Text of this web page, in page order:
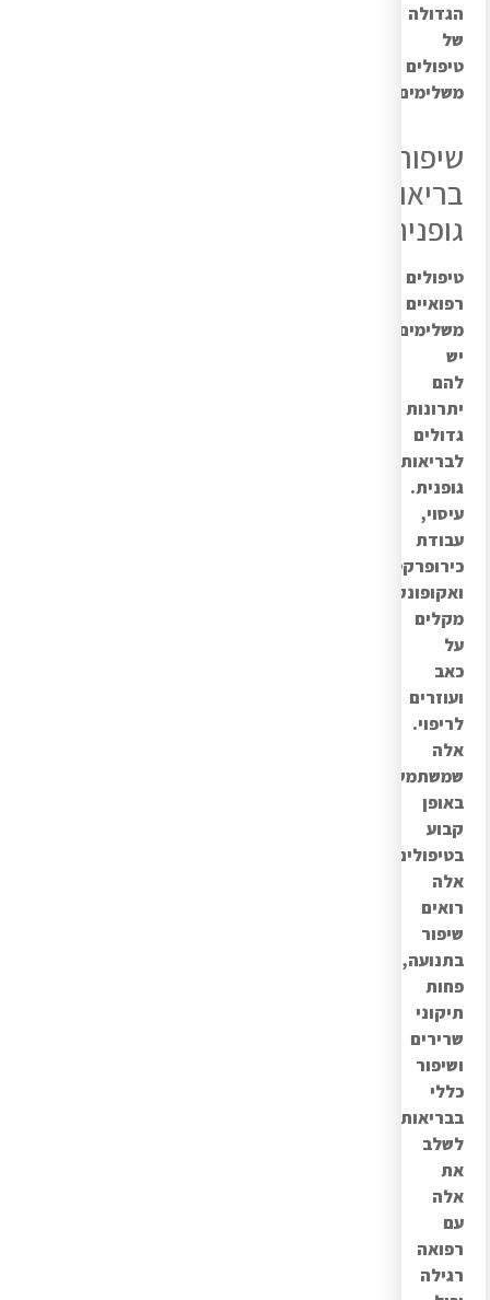
הגדולה
של
טיפולים
משלימים.
שיפור
בריאות
גופנית
טיפולים
רפואיים
משלימים
יש
להם
יתרונות
גדולים
לבריאות
גופנית.
עיסוי,
עבודת
כירופרקטיקה
ואקופונקטורה
מקלים
על
כאב
ועוזרים
לריפוי.
אלה
שמשתמשים
באופן
קבוע
בטיפולים
אלה
רואים
שיפור
בתנועה,
פחות
תיקוני
שרירים
ושיפור
כללי
בבריאות.
לשלב
את
אלה
עם
רפואה
רגילה